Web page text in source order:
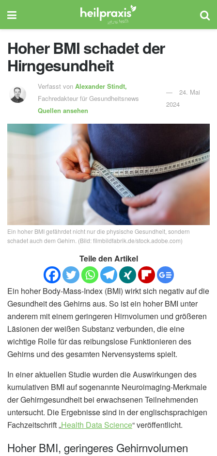
Hoher BMI schadet der
Hirngesundheit
Verfasst vonAlexander Stindt,
Fachredakteur für Gesundheitsnews
Quellen ansehen
24. Mai
2024
Ein hoher BMI gefährdet nicht nur die physische Gesundheit, sondern
schadet auch dem Gehirn. (Bild: filmbildfabrik.de/stock.adobe.com)
Teile den Artikel
Ein hoher Body-Mass-Index (BMI) wirkt sich negativ auf die
Gesundheit des Gehirns aus. So ist ein hoher BMI unter
anderem mit einem geringeren Hirnvolumen und größeren
Läsionen der weißen Substanz verbunden, die eine
wichtige Rolle für das reibungslose Funktionieren des
Gehirns und des gesamten Nervensystems spielt.
In einer aktuellen Studie wurden die Auswirkungen des
kumulativen BMI auf sogenannte Neuroimaging-Merkmale
der Gehirngesundheit bei erwachsenen Teilnehmenden
untersucht. Die Ergebnisse sind in der englischsprachigen
Fachzeitschrift „Health Data Science“ veröffentlicht.
Hoher BMI, geringeres Gehirnvolumen